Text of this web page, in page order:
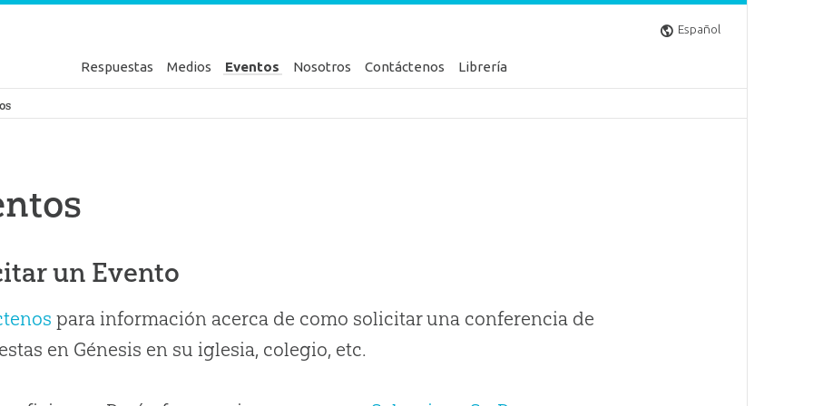
Español
Respuestas Medios Eventos Nosotros Contáctenos Librería
Génesis
un Evento
para información acerca de como solicitar una conferencia de
en Génesis en su iglesia, colegio, etc.